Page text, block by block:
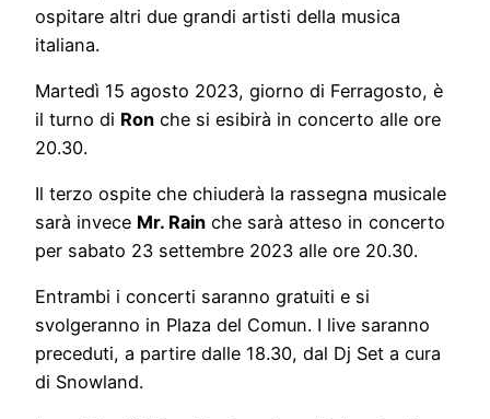
ospitare altri due grandi artisti della musica
italiana.
Martedì 15 agosto 2023, giorno di Ferragosto, è
il turno di Ron che si esibirà in concerto alle ore
20.30.
Il terzo ospite che chiuderà la rassegna musicale
sarà invece Mr. Rain che sarà atteso in concerto
per sabato 23 settembre 2023 alle ore 20.30.
Entrambi i concerti saranno gratuiti e si
svolgeranno in Plaza del Comun. I live saranno
preceduti, a partire dalle 18.30, dal Dj Set a cura
di Snowland.